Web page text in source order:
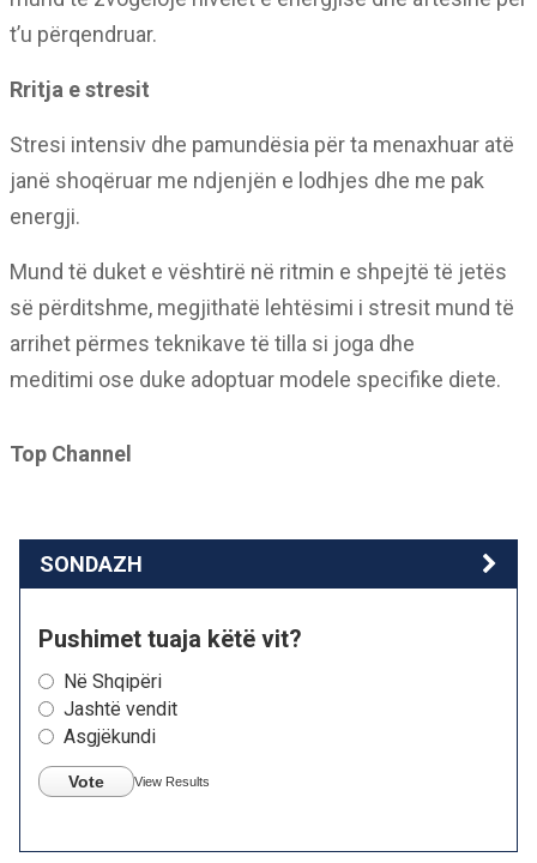
t’u përqendruar.
Rritja e stresit
Stresi intensiv dhe pamundësia për ta menaxhuar atë
janë shoqëruar me ndjenjën e lodhjes dhe me pak
energji.
Mund të duket e vështirë në ritmin e shpejtë të jetës
së përditshme, megjithatë lehtësimi i stresit mund të
arrihet përmes teknikave të tilla si joga dhe
meditimi ose duke adoptuar modele specifike diete.
Top Channel
SONDAZH
Pushimet tuaja këtë vit?
Në Shqipëri
Jashtë vendit
Asgjëkundi
Vote View Results